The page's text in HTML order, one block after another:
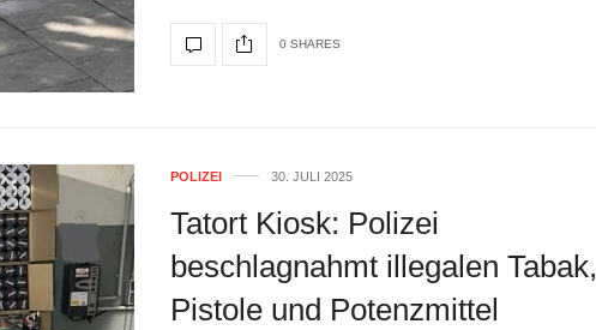
0 SHARES
POLIZEI 30. JULI 2025
Tatort Kiosk: Polizei
beschlagnahmt illegalen Tabak,
Pistole und Potenzmittel